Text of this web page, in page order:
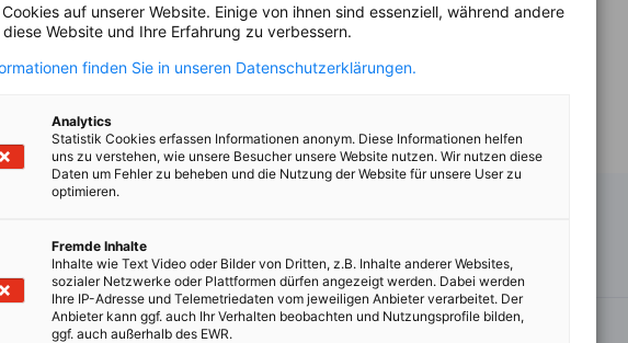
nossos associados.
você pretende fazer uma apresentação
auf unserer Website. Einige von ihnen sind essenziell, während andere
Website und Ihre Erfahrung zu verbessern.
finden Sie in unseren Datenschutzerklärungen.
Analytics
Statistik Cookies erfassen Informationen anonym. Diese Informationen helfen
uns zu verstehen, wie unsere Besucher unsere Website nutzen. Wir nutzen diese
Daten um Fehler zu beheben und die Nutzung der Website für unsere User zu
optimieren.
Fremde Inhalte
Inhalte wie Text Video oder Bilder von Dritten, z.B. Inhalte anderer Websites,
sozialer Netzwerke oder Plattformen dürfen angezeigt werden. Dabei werden
Ihre IP-Adresse und Telemetriedaten vom jeweiligen Anbieter verarbeitet. Der
Anbieter kann ggf. auch Ihr Verhalten beobachten und Nutzungsprofile bilden,
ggf. auch außerhalb des EWR.